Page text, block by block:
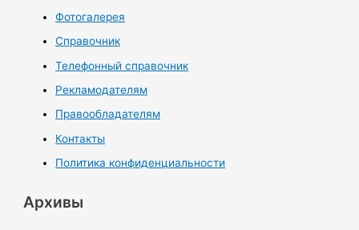
Фотогалерея
Справочник
Телефонный справочник
Рекламодателям
Правообладателям
Контакты
Политика конфиденциальности
Архивы